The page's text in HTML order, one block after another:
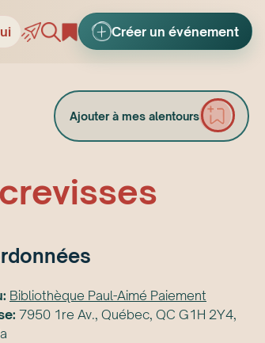
Créer un événement
Ajouter à mes alentours
Bibliothèque Paul-Aimé Paiement
7950 1re Av., Québec, QC G1H 2Y4,